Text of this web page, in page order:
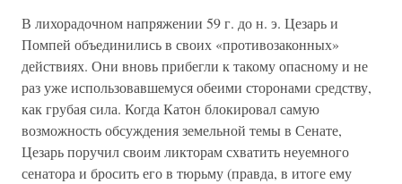
В лихорадочном напряжении 59 г. до н. э. Цезарь и
Помпей объединились в своих «противозаконных»
действиях. Они вновь прибегли к такому опасному и не
раз уже использовавшемуся обеими сторонами средству,
как грубая сила. Когда Катон блокировал самую
возможность обсуждения земельной темы в Сенате,
Цезарь поручил своим ликторам схватить неуемного
сенатора и бросить его в тюрьму (правда, в итоге ему